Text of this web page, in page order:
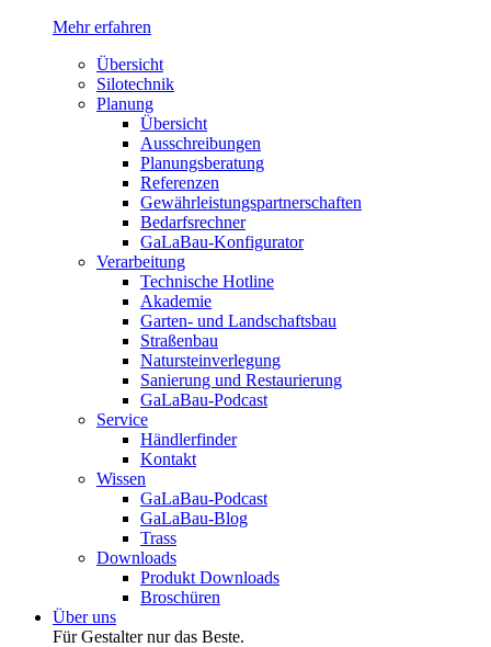
Mehr erfahren
Übersicht
Silotechnik
Planung
Übersicht
Ausschreibungen
Planungsberatung
Referenzen
Gewährleistungspartnerschaften
Bedarfsrechner
GaLaBau-Konfigurator
Verarbeitung
Technische Hotline
Akademie
Garten- und Landschaftsbau
Straßenbau
Natursteinverlegung
Sanierung und Restaurierung
GaLaBau-Podcast
Service
Händlerfinder
Kontakt
Wissen
GaLaBau-Podcast
GaLaBau-Blog
Trass
Downloads
Produkt Downloads
Broschüren
Über uns
Für Gestalter nur das Beste.